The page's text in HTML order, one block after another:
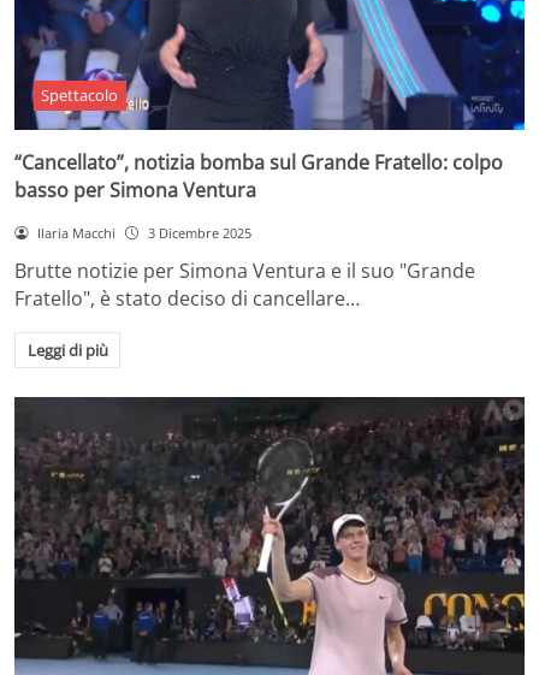
Spettacolo
“Cancellato”, notizia bomba sul Grande Fratello: colpo
basso per Simona Ventura
Ilaria Macchi 3 Dicembre 2025
Brutte notizie per Simona Ventura e il suo "Grande
Fratello", è stato deciso di cancellare…
Leggi di più